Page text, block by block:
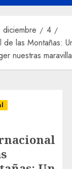
diciembre
4
las Montañas:
nuestras